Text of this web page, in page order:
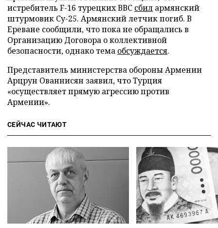
истребитель F-16 турецких ВВС сбил армянский
штурмовик Су-25. Армянский летчик погиб. В
Ереване сообщили, что пока не обращались в
Организацию Договора о коллективной
безопасности, однако тема обсуждается.
Представитель министерства обороны Армении
Арцрун Ованнисян заявил, что Турция
«осуществляет прямую агрессию против
Армении».
СЕЙЧАС ЧИТАЮТ